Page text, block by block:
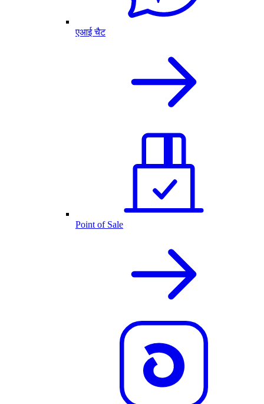
एआई चैट
Point of Sale